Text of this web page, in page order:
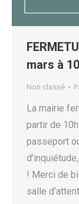
mars à
Non classé
La mairie
partir de
passeport
! Merci de
salle